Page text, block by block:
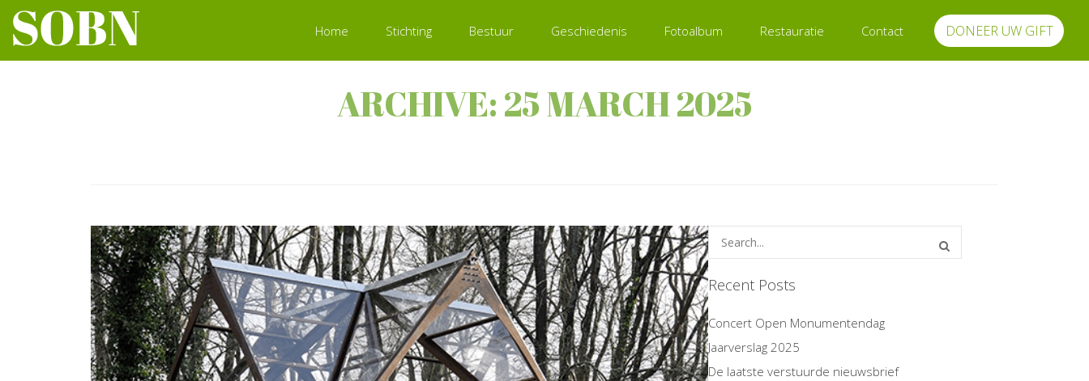
Home Stichting Bestuur Geschiedenis Fotoalbum Restauratie Contact DONEER UW GIFT
ARCHIVE: 25 MARCH 2025
Recent Posts
Concert Open Monumentendag
Jaarverslag 2025
De laatste verstuurde nieuwsbrief